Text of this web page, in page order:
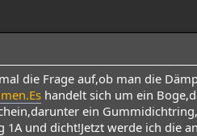
die Frage auf,ob man die
handelt sich um ein
ein
und dicht!Jetzt werde ich die